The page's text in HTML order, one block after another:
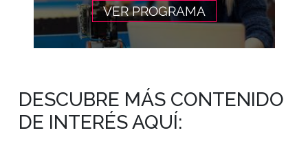
VER PROGRAMA
DESCUBRE MÁS CONTENIDO
DE INTERÉS AQUÍ: